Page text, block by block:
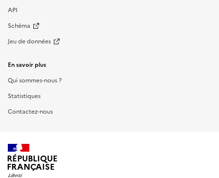
API
Schéma
Jeu de données
En savoir plus
Qui sommes-nous ?
Statistiques
Contactez-nous
RÉPUBLIQUE
FRANÇAISE